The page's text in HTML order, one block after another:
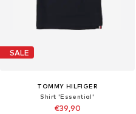
SALE
TOMMY HILFIGER
Shirt 'Essential'
€39,90